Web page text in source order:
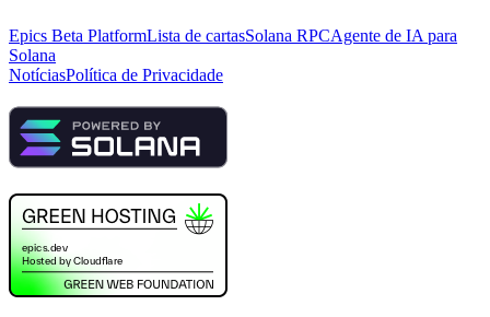
Epics Beta PlatformLista de cartasSolana RPCAgente de IA para
Solana
NotíciasPolítica de Privacidade